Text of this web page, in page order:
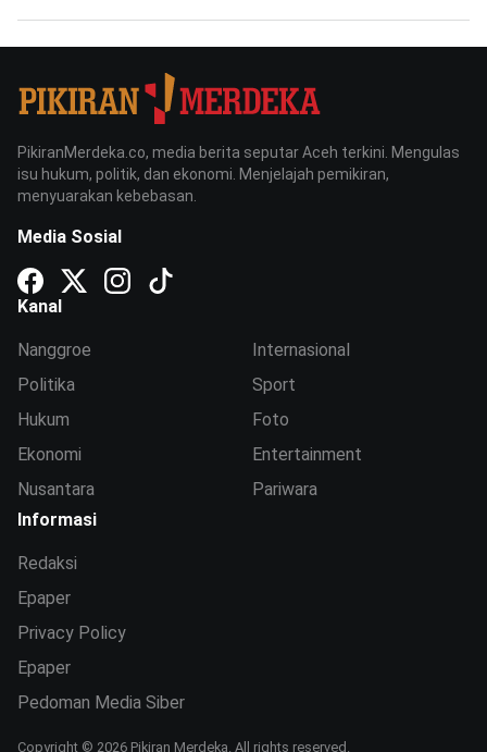
PikiranMerdeka.co, media berita seputar Aceh terkini. Mengulas
isu hukum, politik, dan ekonomi. Menjelajah pemikiran,
menyuarakan kebebasan.
Media Sosial
Kanal
Nanggroe
Politika
Hukum
Ekonomi
Nusantara
Internasional
Sport
Foto
Entertainment
Pariwara
Informasi
Redaksi
Epaper
Privacy Policy
Epaper
Pedoman Media Siber
Copyright © 2026 Pikiran Merdeka. All rights reserved.